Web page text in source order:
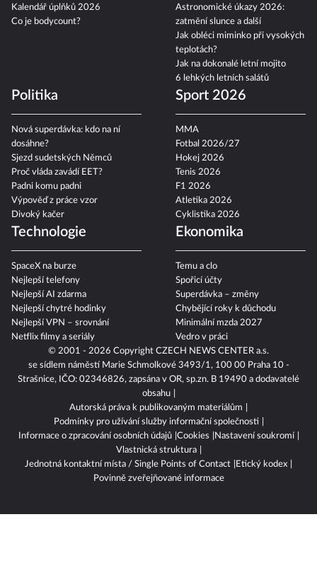
© 2001 - 2026 Copyright CZECH NEWS CENTER a.s.
se sídlem náměstí Marie Schmolkové 3493/1, 100 00 Praha 10 -
Strašnice, IČO: 02346826, zapsána v OR, sp.zn. B 19490 a dodavatelé
obsahu
Autorská práva k publikovaným materiálům
Podmínky pro užívání služby informační společnosti
Informace o zpracování osobních údajů Cookies
Nastavení soukromí
Vlastnická struktura
Jednotná kontaktní místa / Single Points of Contact
Etický kodex
Povinně zveřejňované informace
Kalendář úplňků 2026
Co je bodycount?
Astronomické úkazy 2026:
zatmění slunce a další
Jak obléci miminko při vysokých
teplotách?
Jak na dokonalé letní mojito
6 lehkých letních salátů
Politika
Nová superdávka: kdo na ní
dosáhne?
Sjezd sudetských Němců
Proč vláda zavádí EET?
Padni komu padni
Výpověď z práce vzor
Divoký kačer
Sport 2026
MMA
Fotbal 2026/27
Hokej 2026
Tenis 2026
F1 2026
Atletika 2026
Cyklistika 2026
Technologie
SpaceX na burze
Nejlepší telefony
Nejlepší AI zdarma
Nejlepší chytré hodinky
Nejlepší VPN – srovnání
Netflix filmy a seriály
Ekonomika
Temu a clo
Spořicí účty
Superdávka – změny
Chybějící roky k důchodu
Minimální mzda 2027
Vedro v práci